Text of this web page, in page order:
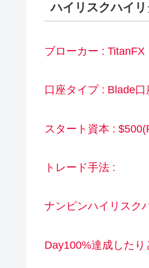
ハイリスクハイ
ブローカー : TitanFX
口座タイプ : Blade口
スタート資本 :
トレード手法 :
ナンピンハイリスク
Day100%達成したり